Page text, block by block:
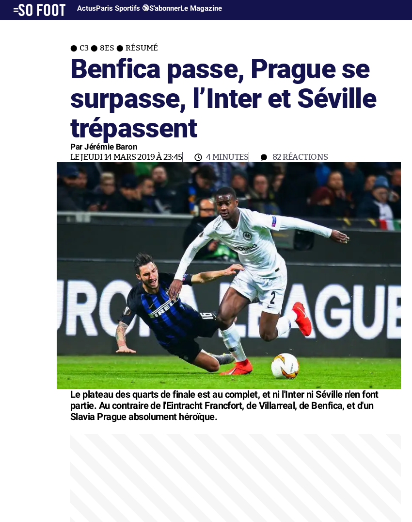
ActusParis Sportifs 🔞S'abonnerLe Magazine
C3 8ES RÉSUMÉ
Benfica passe, Prague se
surpasse, l’Inter et Séville
trépassent
Par Jérémie Baron
LE JEUDI 14 MARS 2019 À 23:45 4 MINUTES 82RÉACTIONS
Le plateau des quarts de finale est au complet, et ni l'Inter ni Séville n'en font
partie. Au contraire de l'Eintracht Francfort, de Villarreal, de Benfica, et d'un
Slavia Prague absolument héroïque.